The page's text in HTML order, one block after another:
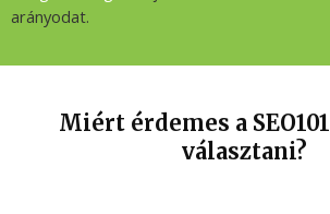
arányodat.
Miért érdemes a
választani?